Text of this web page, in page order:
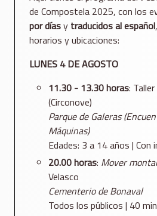
de Compostela 2025, con los
por díasy traducidos al español
horarios y ubicaciones:
LUNES 4 DE AGOSTO
11.30 - 13.30 horas:
(Circonove)
Parque de Galeras
Máquinas)
Edades: 3 a 14 años | Con
20.00 horas: Mover
Velasco
Cementerio de Bonaval
Todos los públicos | 40 min